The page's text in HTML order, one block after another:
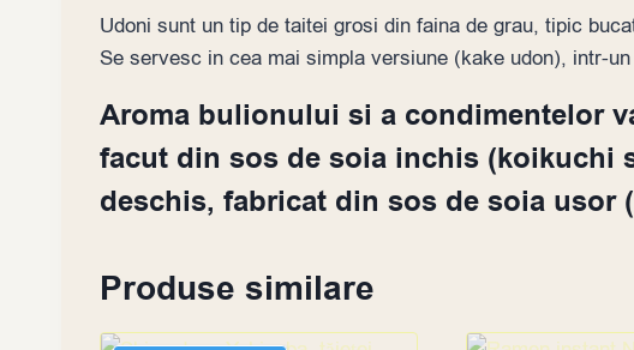
Udoni sunt un tip de taitei grosi din faina de grau, tipic
Se servesc in cea mai simpla versiune (kake udon), intr-
Aroma bulionului si a condimentelor
facut din sos de soia inchis (koikuchi
deschis, fabricat din sos de soia
Produse similare